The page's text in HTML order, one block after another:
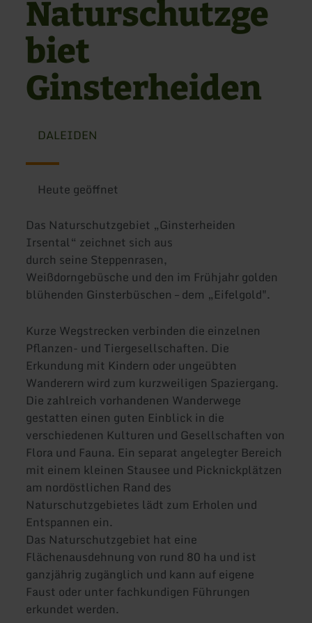
Naturschutzge
biet
Ginsterheiden
DALEIDEN
Heute geöffnet
Das Naturschutzgebiet „Ginsterheiden
Irsental“ zeichnet sich aus
durch seine Steppenrasen,
Weißdorngebüsche und den im Frühjahr golden
blühenden Ginsterbüschen – dem „Eifelgold".
Kurze Wegstrecken verbinden die einzelnen
Pflanzen- und Tiergesellschaften. Die
Erkundung mit Kindern oder ungeübten
Wanderern wird zum kurzweiligen Spaziergang.
Die zahlreich vorhandenen Wanderwege
gestatten einen guten Einblick in die
verschiedenen Kulturen und Gesellschaften von
Flora und Fauna. Ein separat angelegter Bereich
mit einem kleinen Stausee und Picknickplätzen
am nordöstlichen Rand des
Naturschutzgebietes lädt zum Erholen und
Entspannen ein.
Das Naturschutzgebiet hat eine
Flächenausdehnung von rund 80 ha und ist
ganzjährig zugänglich und kann auf eigene
Faust oder unter fachkundigen Führungen
erkundet werden.